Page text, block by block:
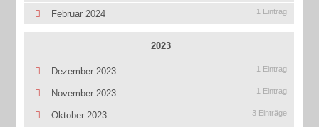
Februar 2024 1 Eintrag
2023
Dezember 2023 1 Eintrag
November 2023 1 Eintrag
Oktober 2023 3 Einträge